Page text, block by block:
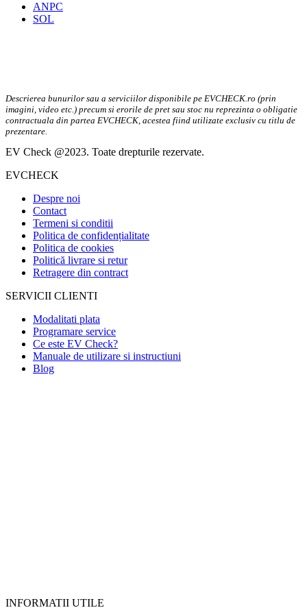
ANPC
SOL
Descrierea bunurilor sau a serviciilor disponibile pe EVCHECK.ro (prin
imagini, video etc.) precum si erorile de pret sau stoc nu reprezinta o obligatie
contractuala din partea EVCHECK, acestea fiind utilizate exclusiv cu titlu de
prezentare.
EV Check @2023. Toate drepturile rezervate.
EVCHECK
Despre noi
Contact
Termeni si conditii
Politica de confidențialitate
Politica de cookies
Politică livrare si retur
Retragere din contract
SERVICII CLIENTI
Modalitati plata
Programare service
Ce este EV Check?
Manuale de utilizare si instructiuni
Blog
INFORMATII UTILE